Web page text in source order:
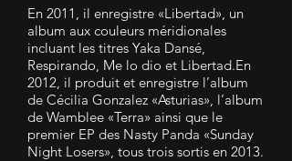
En 2011, il enregistre «Libertad», un
album aux couleurs méridionales
incluant les titres Yaka Dansé,
Respirando, Me lo dio et Libertad.En
2012, il produit et enregistre l’album
de Cécilia Gonzalez «Asturias», l’album
de Wamblee «Terra» ainsi que le
premier EP des Nasty Panda «Sunday
Night Losers», tous trois sortis en 2013.